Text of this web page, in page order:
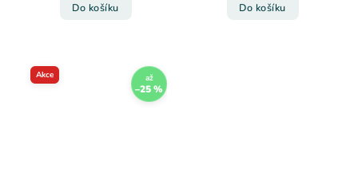
Do košíku Do košíku
Akce až
–25 %